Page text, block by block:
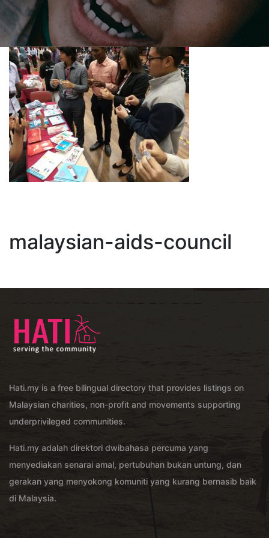
malaysian-aids-council
Hati.my is a free bilingual directory that provides listings on
Malaysian charities, non-profit and movements supporting
underprivileged communities.
Hati.my adalah direktori dwibahasa percuma yang
menyediakan senarai amal, pertubuhan bukan untung, dan
gerakan yang menyokong komuniti yang kurang bernasib baik
di Malaysia.